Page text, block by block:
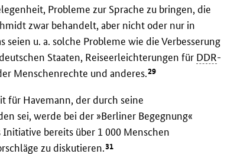
Probleme zur Sprache zu bringen, die
zwar behandelt, aber nicht oder nur in
u. a. solche Probleme wie die Verbesserung
Staaten, Reiseerleichterungen für DDR-
Menschenrechte und anderes.29
für Havemann, der durch seine
sei, werde bei der »Berliner Begegnung«
Initiative bereits über 1 000 Menschen
zu diskutieren.31